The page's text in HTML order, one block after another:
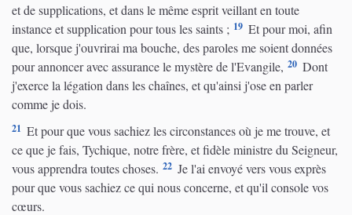
et de supplications, et dans le même esprit veillant en toute
instance et supplication pour tous les saints ; 19 Et pour moi, afin
que, lorsque j'ouvrirai ma bouche, des paroles me soient données
pour annoncer avec assurance le mystère de l'Evangile, 20 Dont
j'exerce la légation dans les chaînes, et qu'ainsi j'ose en parler
comme je dois.
21 Et pour que vous sachiez les circonstances où je me trouve, et
ce que je fais, Tychique, notre frère, et fidèle ministre du Seigneur,
vous apprendra toutes choses. 22 Je l'ai envoyé vers vous exprès
pour que vous sachiez ce qui nous concerne, et qu'il console vos
cœurs.